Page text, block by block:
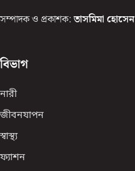
সম্পাদক ও প্রকাশক: তাসমিমা হোসেন
বিভাগ
নারী
জীবনযাপন
স্বাস্থ্য
ফ্যাশন